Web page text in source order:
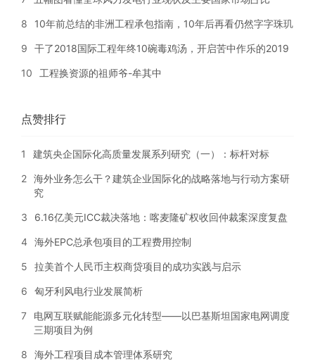
8 10年前总结的非洲工程承包指南，10年后再看仍然字字珠玑
9 干了2018国际工程年终10碗毒鸡汤，开启苦中作乐的2019
10 工程换资源的祖师爷-牟其中
点赞排行
1 建筑央企国际化高质量发展系列研究（一）：标杆对标
2 海外业务怎么干？建筑企业国际化的战略落地与行动方案研
究
3 6.16亿美元ICC裁决落地：喀麦隆矿权收回仲裁案深度复盘
4 海外EPC总承包项目的工程费用控制
5 拉美首个人民币主权商贷项目的成功实践与启示
6 匈牙利风电行业发展简析
7
电网互联赋能能源多元化转型——以巴基斯坦国家电网调度
三期项目为例
8 海外工程项目成本管理体系研究